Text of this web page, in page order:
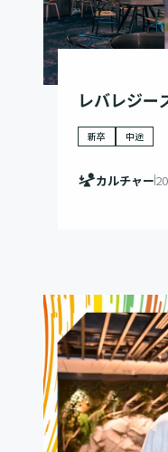
レバレジ
新卒 中途
カルチャー